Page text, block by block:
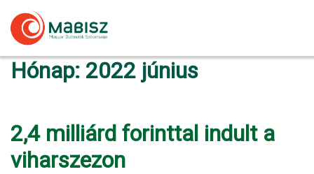
content
Hónap: 2022 június
2,4 milliárd forinttal indult a
viharszezon